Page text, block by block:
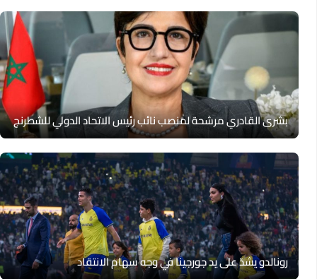
بشرى القادري مرشحة لمنصب نائب رئيس الاتحاد الدولي للشطرنج
رونالدو يشدّ على يد جورجينا في وجه سهام الانتقاد